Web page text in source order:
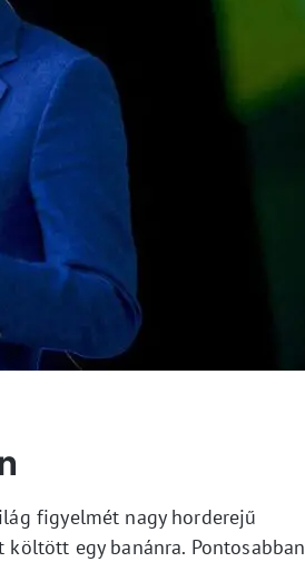
figyelmét nagy horderejű
egy banánra. Pontosabban